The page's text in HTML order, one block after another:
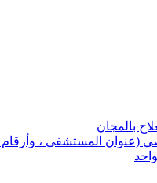
بالمجان
المستشفى ، وأرقام